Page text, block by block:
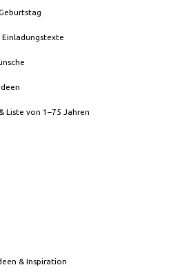
Einladungstexte
Liste von 1–75 Jahren
& Inspiration